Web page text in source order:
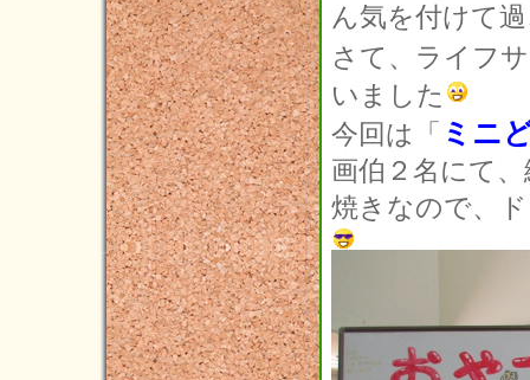
ん気を付けて
さて、ライフ
いました
今回は「 ミニ
画伯２名にて
焼きなので、